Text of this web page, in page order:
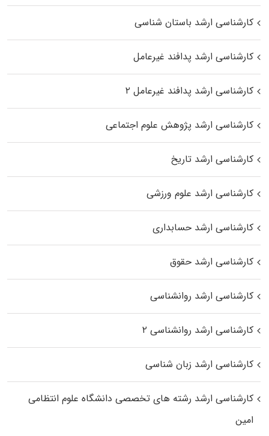
کارشناسی ارشد باستان شناسی
کارشناسی ارشد پدافند غیرعامل
کارشناسی ارشد پدافند غیرعامل ۲
کارشناسی ارشد پژوهش علوم اجتماعی
کارشناسی ارشد تاریخ
کارشناسی ارشد علوم ورزشی
کارشناسی ارشد حسابداری
کارشناسی ارشد حقوق
کارشناسی ارشد روانشناسی
کارشناسی ارشد روانشناسی ۲
کارشناسی ارشد زبان شناسی
کارشناسی ارشد رﺷﺘﻪ ﻫﺎی تخصصی داﻧﺸﮕﺎه ﻋﻠﻮم انتظامی
اﻣﻴﻦ